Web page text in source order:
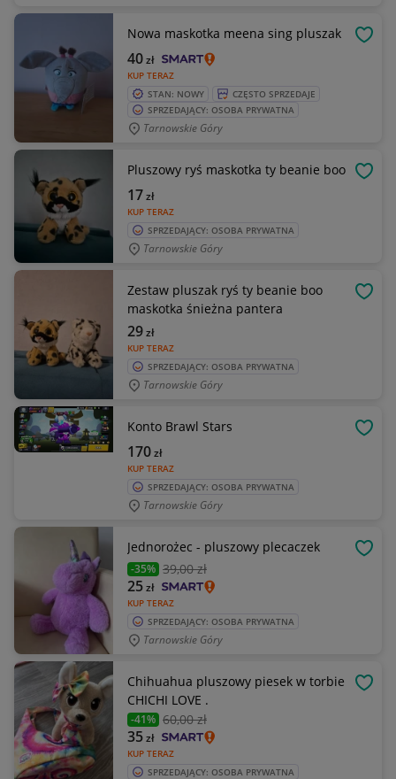
Nowa maskotka meena sing pluszak
KUP TERAZ
40zł
STAN: NOWY
CZĘSTO SPRZEDAJE
SPRZEDAJĄCY: OSOBA PRYWATNA
Tarnowskie Góry
Pluszowy ryś maskotka ty beanie boo
KUP TERAZ
17zł
SPRZEDAJĄCY: OSOBA PRYWATNA
Tarnowskie Góry
Zestaw pluszak ryś ty beanie boo
maskotka śnieżna pantera
KUP TERAZ
29zł
SPRZEDAJĄCY: OSOBA PRYWATNA
Tarnowskie Góry
Konto Brawl Stars
KUP TERAZ
170zł
SPRZEDAJĄCY: OSOBA PRYWATNA
Tarnowskie Góry
Jednorożec - pluszowy plecaczek
-35% 39,00 zł
KUP TERAZ
25zł
SPRZEDAJĄCY: OSOBA PRYWATNA
Tarnowskie Góry
Chihuahua pluszowy piesek w torbie
CHICHI LOVE .
-41% 60,00 zł
KUP TERAZ
35zł
SPRZEDAJĄCY: OSOBA PRYWATNA